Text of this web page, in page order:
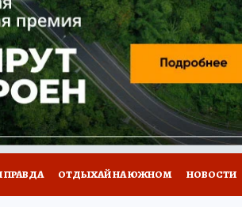
РАБОТА У НАС ГИД
ПРАВДА ОТДЫХАЙ НА ЮЖНОМ НОВОСТИ